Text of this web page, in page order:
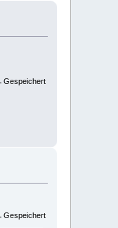
Gespeichert
Gespeichert